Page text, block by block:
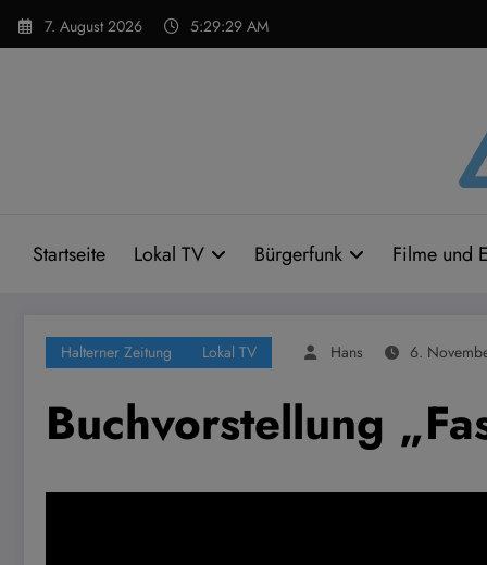
Zum
Inhalt
7. August 2026 5:29:30 AM
Startseite Lokal TV Bürgerfunk Filme und
Halterner Zeitung Lokal TV Hans 6.
Buchvorstellung